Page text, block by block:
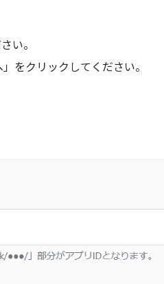
い。
をクリックしてください。